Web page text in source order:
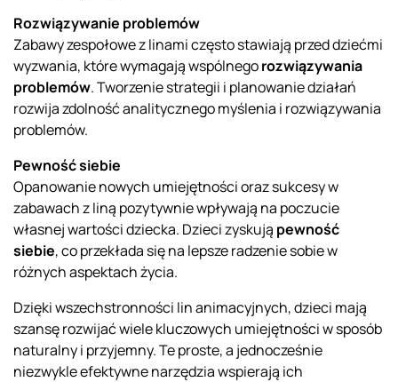
Rozwiązywanie problemów
Zabawy zespołowe z linami często stawiają przed dziećmi
wyzwania, które wymagają wspólnegorozwiązywania
problemów. Tworzenie strategii i planowanie działań
rozwija zdolność analitycznego myślenia i rozwiązywania
problemów.
Pewność siebie
Opanowanie nowych umiejętności oraz sukcesy w
zabawach z liną pozytywnie wpływają na poczucie
własnej wartości dziecka. Dzieci zyskują pewność
siebie, co przekłada się na lepsze radzenie sobie w
różnych aspektach życia.
Dzięki wszechstronności lin animacyjnych, dzieci mają
szansę rozwijać wiele kluczowych umiejętności w sposób
naturalny i przyjemny. Te proste, a jednocześnie
niezwykle efektywne narzędzia wspierają ich